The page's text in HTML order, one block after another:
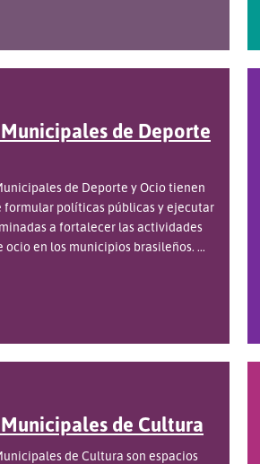
de Deporte
de Deporte y Ocio tienen
formular políticas públicas y ejecutar
a fortalecer las actividades
ocio en los municipios brasileños. ...
de Cultura
de Cultura son espacios